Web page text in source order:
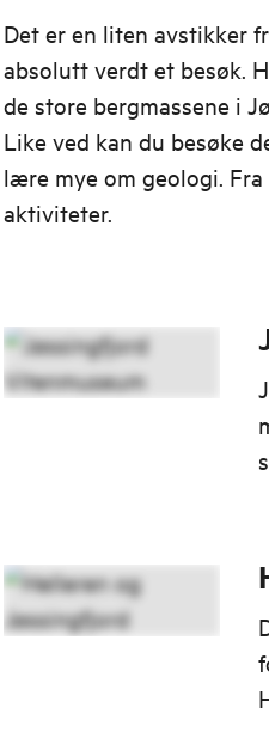
Det er en liten avstikker
absolutt verdt et besøk.
de store bergmassene i
Like ved kan du besøke
lære mye om geologi.
aktiviteter.